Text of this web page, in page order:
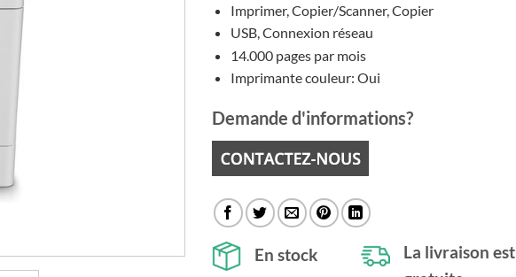
Imprimer, Copier/Scanner, Copier
USB, Connexion réseau
14.000 pages par mois
Imprimante couleur: Oui
Demande d'informations?
En stock
La livraison est